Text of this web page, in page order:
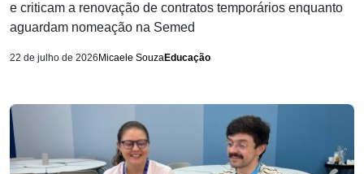
e criticam a renovação de contratos temporários enquanto
aguardam nomeação na Semed
22 de julho de 2026 Micaele SouzaEducação